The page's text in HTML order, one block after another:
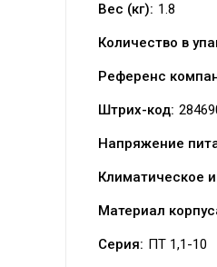
Вес (кг): 1.8
Количество в
Референс
Штрих-код:
Напряжение
Климатическое
Материал
Серия: ПТ 1,1-10